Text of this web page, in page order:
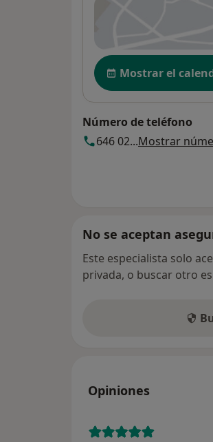
Disponibilidad
Mostrar el
Número de teléfono
646 02...Mostrar
No se aceptan
Este especialista solo
privada, o buscar otro
Opiniones